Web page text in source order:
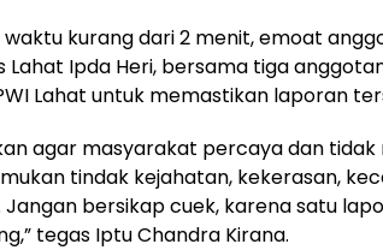
waktu kurang dari 2 menit, emoat
Lahat Ipda Heri, bersama tiga
Lahat untuk memastikan laporan
agar masyarakat percaya dan
tindak kejahatan, kekerasan,
bersikap cuek, karena satu
tegas Iptu Chandra Kirana.